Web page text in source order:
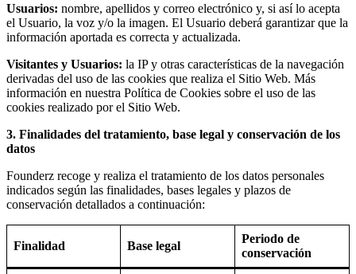
Usuarios: nombre, apellidos y correo electrónico y, si así lo acepta
el Usuario, la voz y/o la imagen. El Usuario deberá garantizar que la
información aportada es correcta y actualizada.
Visitantes y Usuarios: la IP y otras características de la navegación
derivadas del uso de las cookies que realiza el Sitio Web. Más
información en nuestra Política de Cookies sobre el uso de las
cookies realizado por el Sitio Web.
3. Finalidades del tratamiento, base legal y conservación de los
datos
Founderz recoge y realiza el tratamiento de los datos personales
indicados según las finalidades, bases legales y plazos de
conservación detallados a continuación:
Finalidad Base legal
Periodo de
conservación